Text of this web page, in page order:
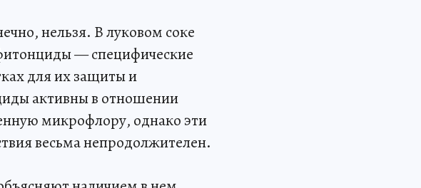
нельзя. В луковом соке
— специфические
для их защиты и
активны в отношении
микрофлору, однако эти
весьма непродолжителен.